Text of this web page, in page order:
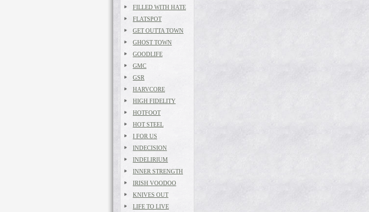
FILLED WITH HATE
FLATSPOT
GET OUTTA TOWN
GHOST TOWN
GOODLIFE
GMC
GSR
HARVCORE
HIGH FIDELITY
HOTFOOT
HOT STEEL
I FOR US
INDECISION
INDELIRIUM
INNER STRENGTH
IRISH VOODOO
KNIVES OUT
LIFE TO LIVE